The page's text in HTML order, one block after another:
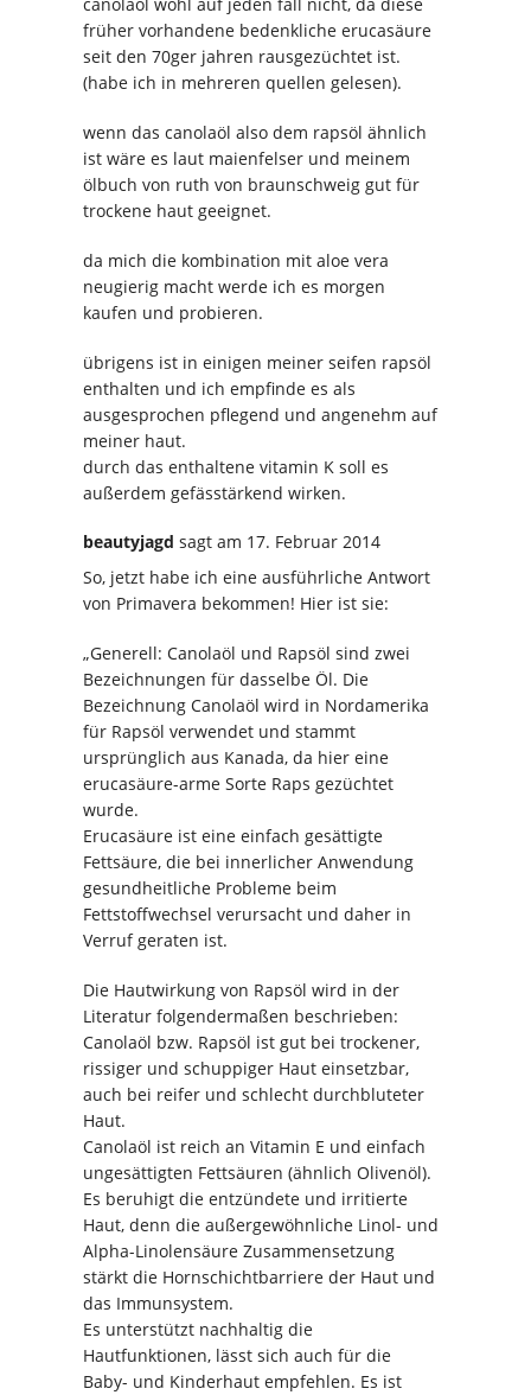
früher vorhandene bedenkliche erucasäure
seit den 70ger jahren rausgezüchtet ist.
(habe ich in mehreren quellen gelesen).
wenn das canolaöl also dem rapsöl ähnlich
ist wäre es laut maienfelser und meinem
ölbuch von ruth von braunschweig gut für
trockene haut geeignet.
da mich die kombination mit aloe vera
neugierig macht werde ich es morgen
kaufen und probieren.
übrigens ist in einigen meiner seifen rapsöl
enthalten und ich empfinde es als
ausgesprochen pflegend und angenehm auf
meiner haut.
durch das enthaltene vitamin K soll es
außerdem gefässtärkend wirken.
beautyjagd sagt am 17. Februar 2014
So, jetzt habe ich eine ausführliche Antwort
von Primavera bekommen! Hier ist sie:
„Generell: Canolaöl und Rapsöl sind zwei
Bezeichnungen für dasselbe Öl. Die
Bezeichnung Canolaöl wird in Nordamerika
für Rapsöl verwendet und stammt
ursprünglich aus Kanada, da hier eine
erucasäure-arme Sorte Raps gezüchtet
wurde.
Erucasäure ist eine einfach gesättigte
Fettsäure, die bei innerlicher Anwendung
gesundheitliche Probleme beim
Fettstoffwechsel verursacht und daher in
Verruf geraten ist.
Die Hautwirkung von Rapsöl wird in der
Literatur folgendermaßen beschrieben:
Canolaöl bzw. Rapsöl ist gut bei trockener,
rissiger und schuppiger Haut einsetzbar,
auch bei reifer und schlecht durchbluteter
Haut.
Canolaöl ist reich an Vitamin E und einfach
ungesättigten Fettsäuren (ähnlich Olivenöl).
Es beruhigt die entzündete und irritierte
Haut, denn die außergewöhnliche Linol- und
Alpha-Linolensäure Zusammensetzung
stärkt die Hornschichtbarriere der Haut und
das Immunsystem.
Es unterstützt nachhaltig die
Hautfunktionen, lässt sich auch für die
Baby- und Kinderhaut empfehlen. Es ist